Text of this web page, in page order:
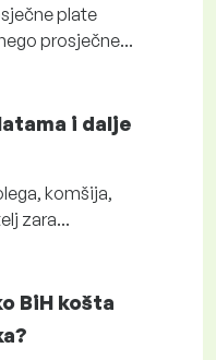
plate
prosječne...
i dalje
komšija,
zara...
BiH košta